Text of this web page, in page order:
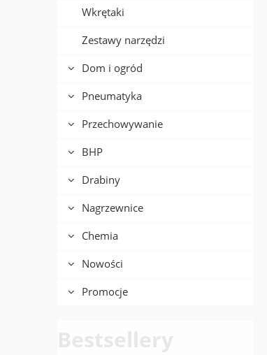
Wkrętaki
Zestawy narzędzi
Dom i ogród
Pneumatyka
Przechowywanie
BHP
Drabiny
Nagrzewnice
Chemia
Nowości
Promocje